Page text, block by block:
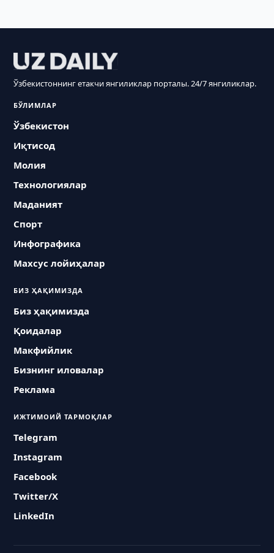
Ўзбекистоннинг етакчи янгиликлар порталы. 24/7 янгиликлар.
БЎЛИМЛАР
Ўзбекистон
Иқтисод
Молия
Технологиялар
Маданият
Спорт
Инфографика
Махсус лойиҳалар
БИЗ ҲАҚИМИЗДА
Биз ҳақимизда
Қоидалар
Макфийлик
Бизнинг иловалар
Реклама
ИЖТИМОИЙ ТАРМОҚЛАР
Telegram
Instagram
Facebook
Twitter/X
LinkedIn